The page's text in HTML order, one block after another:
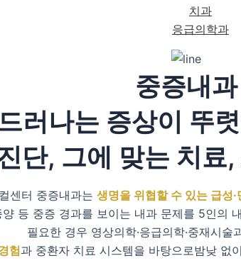
치과
응급의학과
중증내과
러나는 증상이 뚜
단, 그에 맞는 치
센터 중증내과는 생명을 위협할 수 있는 급성
등 중증 경과를 보이는 내과 문제를 5인의
필요한 경우 영상의학·응급의학·중재시술
험과 중환자 치료 시스템을 바탕으로밤낮 없